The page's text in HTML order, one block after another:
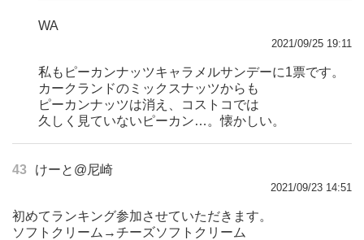
WA
2021/09/25 19:11
私もピーカンナッツキャラメルサンデーに1票です。
カークランドのミックスナッツからも
ピーカンナッツは消え、コストコでは
久しく見ていないピーカン…。懐かしい。
43 けーと@尼崎
2021/09/23 14:51
初めてランキング参加させていただきます。
ソフトクリーム→チーズソフトクリーム